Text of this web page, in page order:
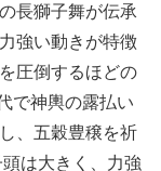
長獅子舞が伝承
強い動きが特徴
圧倒するほどの
で神輿の露払い
、五穀豊穣を祈
は大きく、力強